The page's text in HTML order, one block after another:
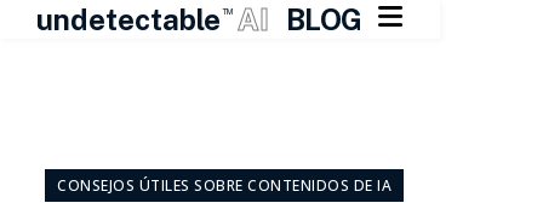
undetectable TM AI BLOG 
contenidoCONSEJOS ÚTILES SOBRE CONTENIDOS DE IA